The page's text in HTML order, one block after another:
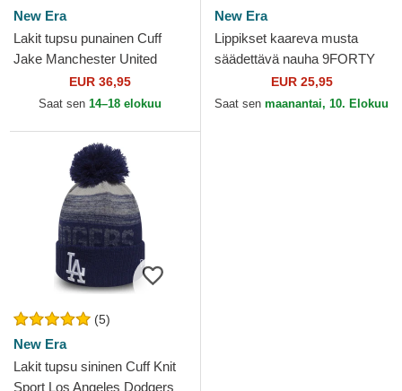
New Era
Lakit tupsu punainen Cuff
Jake Manchester United
Football Club Premier League
New Era
EUR 36,95
Saat sen 14–18 elokuu
New Era
Lippikset kaareva musta
säädettävä nauha 9FORTY
Pop Outline New York
Yankees MLB New Era
EUR 25,95
Saat sen maanantai, 10. Elokuu
(5)
New Era
Lakit tupsu sininen Cuff Knit
Sport Los Angeles Dodgers